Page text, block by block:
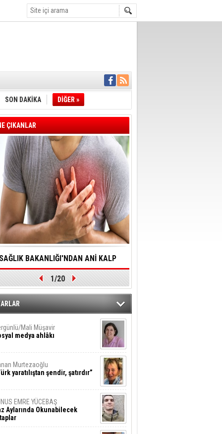
ALINACAK
TAHLİYE
DERNEĞİ
ÇİZGİMİZ
ALANA
KARARTMA
VERİLDİ
VELİ AĞBABA
SON DAKİKA DİĞER »
ÇIKANLAR
SAĞLIK BAKANLIĞI'NDAN ANİ KALP
DURMALARINA HIZLI MÜDAHALE
YÖNELİK ÖNLENMESİ İÇİN
ÖNEMLİ ADIM
1/20
Mali Müşavir
medya ahlâkı
Murtezaoğlu
yaratılıştan şendir, şatırdır”
EMRE YÜCEBAŞ
Aylarında Okunabilecek